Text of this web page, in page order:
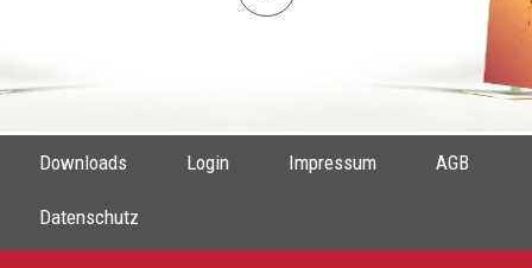
Downloads Login Impressum AGB
Datenschutz